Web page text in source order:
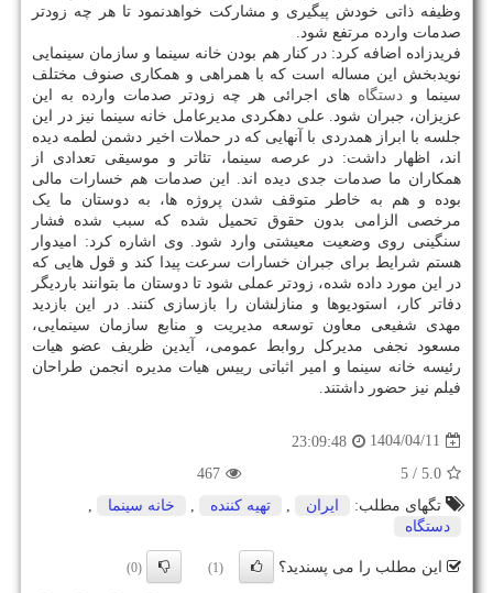
وظیفه ذاتی خودش پیگیری و مشارکت خواهدنمود تا هر چه زودتر
صدمات وارده مرتفع شود.
فریدزاده اضافه کرد: در کنار هم بودن خانه سینما و سازمان سینمایی
نویدبخش این مساله است که با همراهی و همکاری صنوف مختلف
سینما و دستگاه های اجرائی هر چه زودتر صدمات وارده به این
عزیزان، جبران شود. علی دهکردی مدیرعامل خانه سینما نیز در این
جلسه با ابراز همدردی با آنهایی که در حملات اخیر دشمن لطمه دیده
اند، اظهار داشت: در عرصه سینما، تئاتر و موسیقی تعدادی از
همکاران ما صدمات جدی دیده اند. این صدمات هم خسارات مالی
بوده و هم به خاطر متوقف شدن پروژه ها، به دوستان ما یک
مرخصی الزامی بدون حقوق تحمیل شده که سبب شده فشار
سنگینی روی وضعیت معیشتی وارد شود. وی اشاره کرد: امیدوار
هستم شرایط برای جبران خسارات سرعت پیدا کند و قول هایی که
در این مورد داده شده، زودتر عملی شود تا دوستان ما بتوانند باردیگر
دفاتر کار، استودیوها و منازلشان را بازسازی کنند. در این بازدید
مهدی شفیعی معاون توسعه مدیریت و منابع سازمان سینمایی،
مسعود نجفی مدیرکل روابط عمومی، آیدین ظریف عضو هیات
رئیسه خانه سینما و امیر اثباتی رییس هیات مدیره انجمن طراحان
فیلم نیز حضور داشتند.
1404/04/11
23:09:48
5.0
/ 5
467
تگهای مطلب:
ایران , تهیه كننده , خانه سینما
,
دستگاه
این مطلب را می پسندید؟ (1)
(0)